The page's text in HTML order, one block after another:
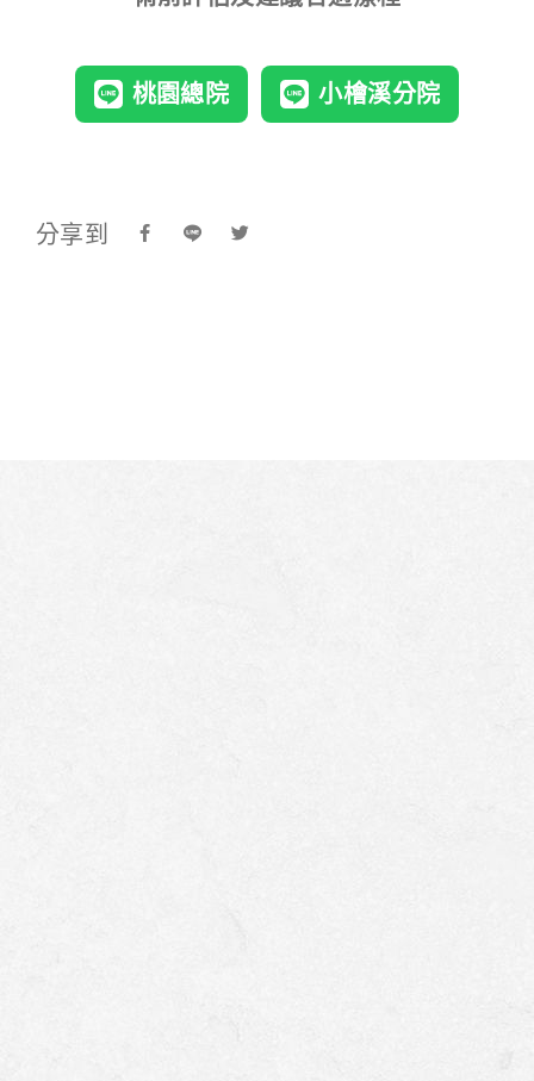
桃園總院 小檜溪分院
分享到